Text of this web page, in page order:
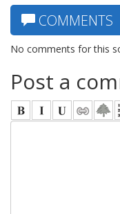
COMMENTS
No comments for this
Post a